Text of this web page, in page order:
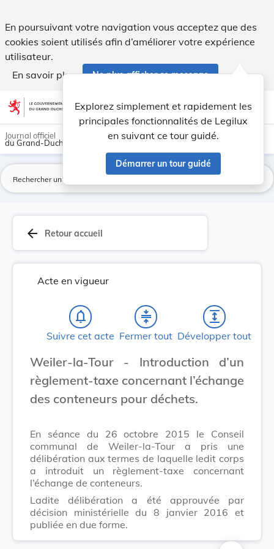
En poursuivant votre navigation vous acceptez que des
cookies soient utilisés afin d’améliorer votre expérience
utilisateur.
En savoir plus
Ne plus afficher ce message
Aller au contenu account_circle help Aide
Explorez simplement et rapidement les
principales fonctionnalités de Legilux
en suivant ce tour guidé.
Démarrer un tour guidé
light_mode dark_mode
Journal officiel
du Grand-Duché de Luxembourg
arrow_back Retour accueil
Acte en vigueur
notifications_none
Suivre cet acte
compress
Fermer tout
expand
Développer tout
Weiler-la-Tour - Introduction d’un
règlement-taxe concernant l’échange
des conteneurs pour déchets.
En séance du 26 octobre 2015 le Conseil
communal de Weiler-la-Tour a pris une
délibération aux termes de laquelle ledit corps
a introduit un règlement-taxe concernant
l’échange de conteneurs.
Ladite délibération a été approuvée par
décision ministérielle du 8 janvier 2016 et
publiée en due forme.